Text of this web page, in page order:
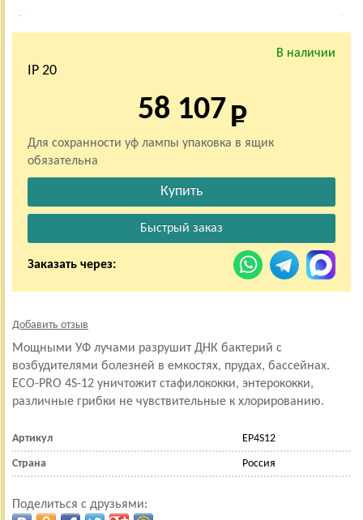
В наличии
IP 20
58 107
Для сохранности уф лампы упаковка в ящик
обязательна
Заказать через:
Добавить отзыв
Мощными УФ лучами разрушит ДНК бактерий с
возбудителями болезней в емкостях, прудах, бассейнах.
ECO-PRO 4S-12 уничтожит стафилококки, энтерококки,
различные грибки не чувствительные к хлорированию.
Артикул EP4S12
Страна Россия
Поделиться с друзьями: